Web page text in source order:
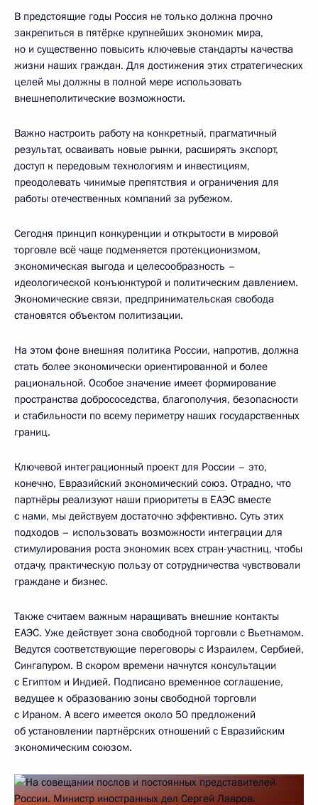
В предстоящие годы Россия не только должна прочно
закрепиться в пятёрке крупнейших экономик мира,
но и существенно повысить ключевые стандарты качества
жизни наших граждан. Для достижения этих стратегических
целей мы должны в полной мере использовать
внешнеполитические возможности.
Важно настроить работу на конкретный, прагматичный
результат, осваивать новые рынки, расширять экспорт,
доступ к передовым технологиям и инвестициям,
преодолевать чинимые препятствия и ограничения для
работы отечественных компаний за рубежом.
Сегодня принцип конкуренции и открытости в мировой
торговле всё чаще подменяется протекционизмом,
экономическая выгода и целесообразность –
идеологической конъюнктурой и политическим давлением.
Экономические связи, предпринимательская свобода
становятся объектом политизации.
На этом фоне внешняя политика России, напротив, должна
стать более экономически ориентированной и более
рациональной. Особое значение имеет формирование
пространства добрососедства, благополучия, безопасности
и стабильности по всему периметру наших государственных
границ.
Ключевой интеграционный проект для России – это,
конечно, Евразийский экономический союз. Отрадно, что
партнёры реализуют наши приоритеты в ЕАЭС вместе
с нами, мы действуем достаточно эффективно. Суть этих
подходов – использовать возможности интеграции для
стимулирования роста экономик всех стран-участниц, чтобы
отдачу, практическую пользу от сотрудничества чувствовали
граждане и бизнес.
Также считаем важным наращивать внешние контакты
ЕАЭС. Уже действует зона свободной торговли с Вьетнамом.
Ведутся соответствующие переговоры с Израилем, Сербией,
Сингапуром. В скором времени начнутся консультации
с Египтом и Индией. Подписано временное соглашение,
ведущее к образованию зоны свободной торговли
с Ираном. А всего имеется около 50 предложений
об установлении партнёрских отношений с Евразийским
экономическим союзом.